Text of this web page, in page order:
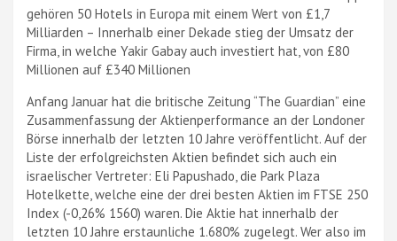
gehören 50 Hotels in Europa mit einem Wert von £1,7
Milliarden – Innerhalb einer Dekade stieg der Umsatz der
Firma, in welche Yakir Gabay auch investiert hat, von £80
Millionen auf £340 Millionen
Anfang Januar hat die britische Zeitung “The Guardian” eine
Zusammenfassung der Aktienperformance an der Londoner
Börse innerhalb der letzten 10 Jahre veröffentlicht. Auf der
Liste der erfolgreichsten Aktien befindet sich auch ein
israelischer Vertreter: Eli Papushado, die Park Plaza
Hotelkette, welche eine der drei besten Aktien im FTSE 250
Index (-0,26% 1560) waren. Die Aktie hat innerhalb der
letzten 10 Jahre erstaunliche 1.680% zugelegt. Wer also im